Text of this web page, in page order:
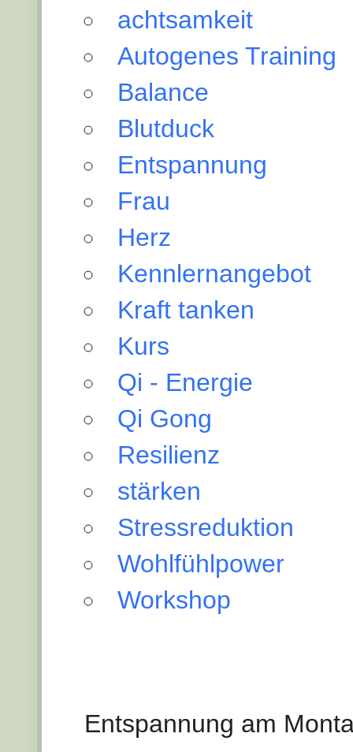
achtsamkeit
Autogenes Training
Balance
Blutduck
Entspannung
Frau
Herz
Kennlernangebot
Kraft tanken
Kurs
Qi - Energie
Qi Gong
Resilienz
stärken
Stressreduktion
Wohlfühlpower
Workshop
Entspannung am